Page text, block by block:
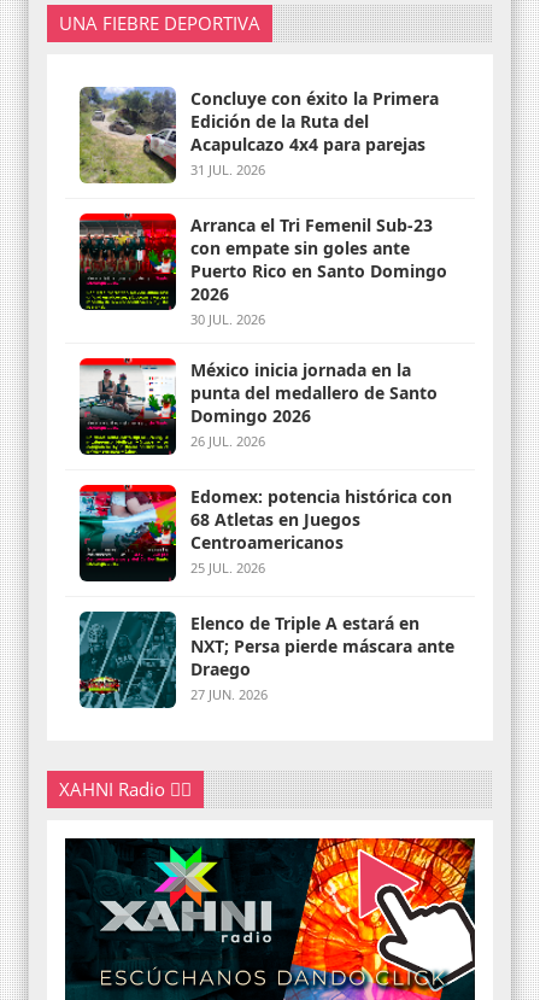
UNA FIEBRE DEPORTIVA
Concluye con éxito la Primera
Edición de la Ruta del
Acapulcazo 4x4 para parejas
31 JUL. 2026
Arranca el Tri Femenil Sub-23
con empate sin goles ante
Puerto Rico en Santo Domingo
2026
30 JUL. 2026
México inicia jornada en la
punta del medallero de Santo
Domingo 2026
26 JUL. 2026
Edomex: potencia histórica con
68 Atletas en Juegos
Centroamericanos
25 JUL. 2026
Elenco de Triple A estará en
NXT; Persa pierde máscara ante
Draego
27 JUN. 2026
XAHNI Radio 👇🏽